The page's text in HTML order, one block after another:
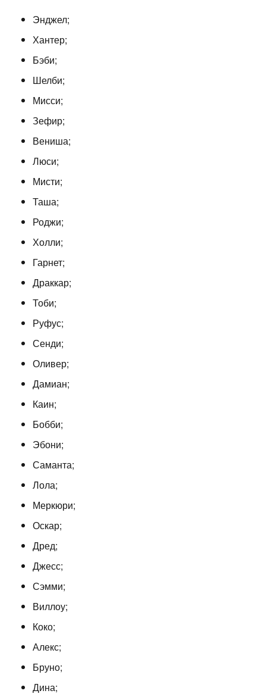
Энджел;
Хантер;
Бэби;
Шелби;
Мисси;
Зефир;
Вениша;
Люси;
Мисти;
Таша;
Роджи;
Холли;
Гарнет;
Драккар;
Тоби;
Руфус;
Сенди;
Оливер;
Дамиан;
Каин;
Бобби;
Эбони;
Саманта;
Лола;
Меркюри;
Оскар;
Дред;
Джесс;
Сэмми;
Виллоу;
Коко;
Алекс;
Бруно;
Дина;